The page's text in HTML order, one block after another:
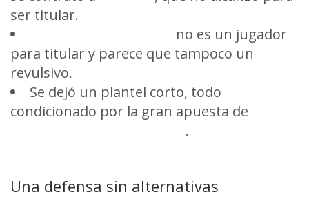
ser titular.
no es un jugador
para titular y parece que tampoco un
revulsivo.
Se dejó un plantel corto, todo
condicionado por la gran apuesta de
.
Una defensa sin alternativas